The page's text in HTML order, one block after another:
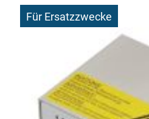
Für Ersatzzwecke